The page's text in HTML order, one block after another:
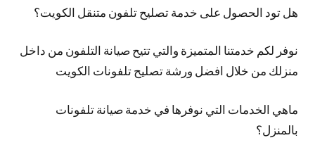
هل تود الحصول على خدمة تصليح تلفون متنقل الكويت؟
نوفر لكم خدمتنا المتميزة والتي تتيح صيانة التلفون من داخل
منزلك من خلال افضل ورشة تصليح تلفونات الكويت
ماهي الخدمات التي نوفرها في خدمة صيانة تلفونات
بالمنزل؟